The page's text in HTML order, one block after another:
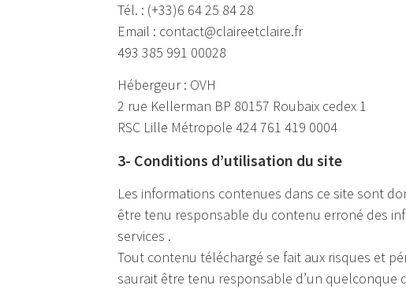
Tél. : (+33)6 64 25 84 28
Email : contact@claireetclaire.fr
493 385 991 00028
Hébergeur : OVH
2 rue Kellerman BP 80157 Roubaix cedex 1
RSC Lille Métropole 424 761 419 0004
3- Conditions d’utilisation du site
Les informations contenues dans ce site sont
être tenu responsable du contenu erroné des
services .
Tout contenu téléchargé se fait aux risques et
saurait être tenu responsable d’un quelconque